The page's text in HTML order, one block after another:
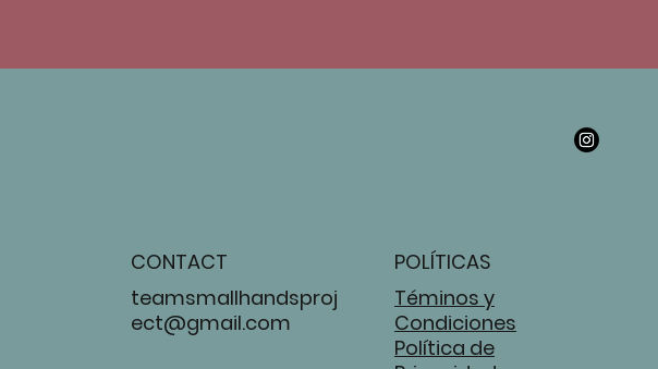
CONTACT
teamsmallhandsproj
ect@gmail.com
POLÍTICAS
Téminos y
Condiciones
Política de